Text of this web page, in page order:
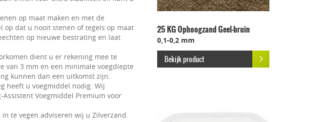
op maat maken en met de
op dat u nooit stenen of tegels op maat
op nieuwe bestrating en laat
dient u er rekening mee te
van 3 mm en een minimale voegdiepte
kunnen dan een uitkomst zijn.
heeft u voegmiddel nodig. Wij
Voegmiddel Premium voor
te vegen adviseren wij u Zilverzand.
25 KG Ophoogzand Geel-bruin
0,1-0,2 mm
Bekijk product